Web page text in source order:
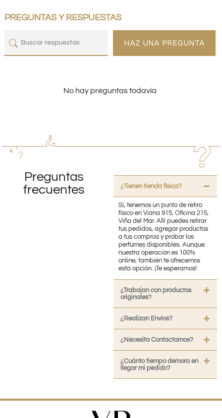
PREGUNTAS Y RESPUESTAS
HAZ UNA PREGUNTA
No hay preguntas todavía
Preguntas
frecuentes
¿Tienen tienda fisica?
Sí, tenemos un punto de retiro
físico en Viana 915, Oficina 215,
Viña del Mar. Allí puedes retirar
tus pedidos, agregar productos
a tus compras y probar los
perfumes disponibles. Aunque
nuestra operación es 100%
online, también te ofrecemos
esta opción. ¡Te esperamos!
¿Trabajan con productos
originales?
¿Realizan Envíos?
¿Necesita Contactarnos?
¿Cuánto tiempo demora en
llegar mi pedido?